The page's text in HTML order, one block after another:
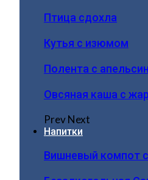
Птица сдохла
Кутья с изюмом
Полента с
Овсяная каша с
PrevNext
Напитки
Вишневый компот